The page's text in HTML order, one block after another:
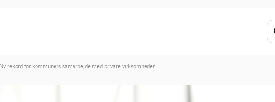
Ny rekord for kommuners samarbejde med private virksomheder